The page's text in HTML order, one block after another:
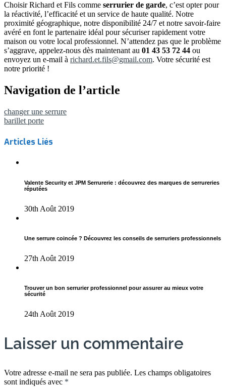
Choisir Richard et Fils comme serrurier de garde, c’est opter pour
la réactivité, l’efficacité et un service de haute qualité. Notre
proximité géographique, notre disponibilité 24/7 et notre savoir-faire
avéré en font le partenaire idéal pour sécuriser rapidement votre
maison ou votre local professionnel. N’attendez pas que le problème
s’aggrave, appelez-nous dès maintenant au 01 43 53 72 44 ou
envoyez un e-mail à richard.et.fils@gmail.com. Votre sécurité est
notre priorité !
Navigation de l’article
changer une serrure
barillet porte
Articles Liés
Valente Security et JPM Serrurerie : découvrez des marques de serrureries
réputées
30th Août 2019
Une serrure coincée ? Découvrez les conseils de serruriers professionnels
27th Août 2019
Trouver un bon serrurier professionnel pour assurer au mieux votre
sécurité
24th Août 2019
Laisser un commentaire
Votre adresse e-mail ne sera pas publiée. Les champs obligatoires
sont indiqués avec *